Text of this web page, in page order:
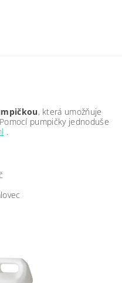
, která umožňuje
pumpičky jednoduše
.